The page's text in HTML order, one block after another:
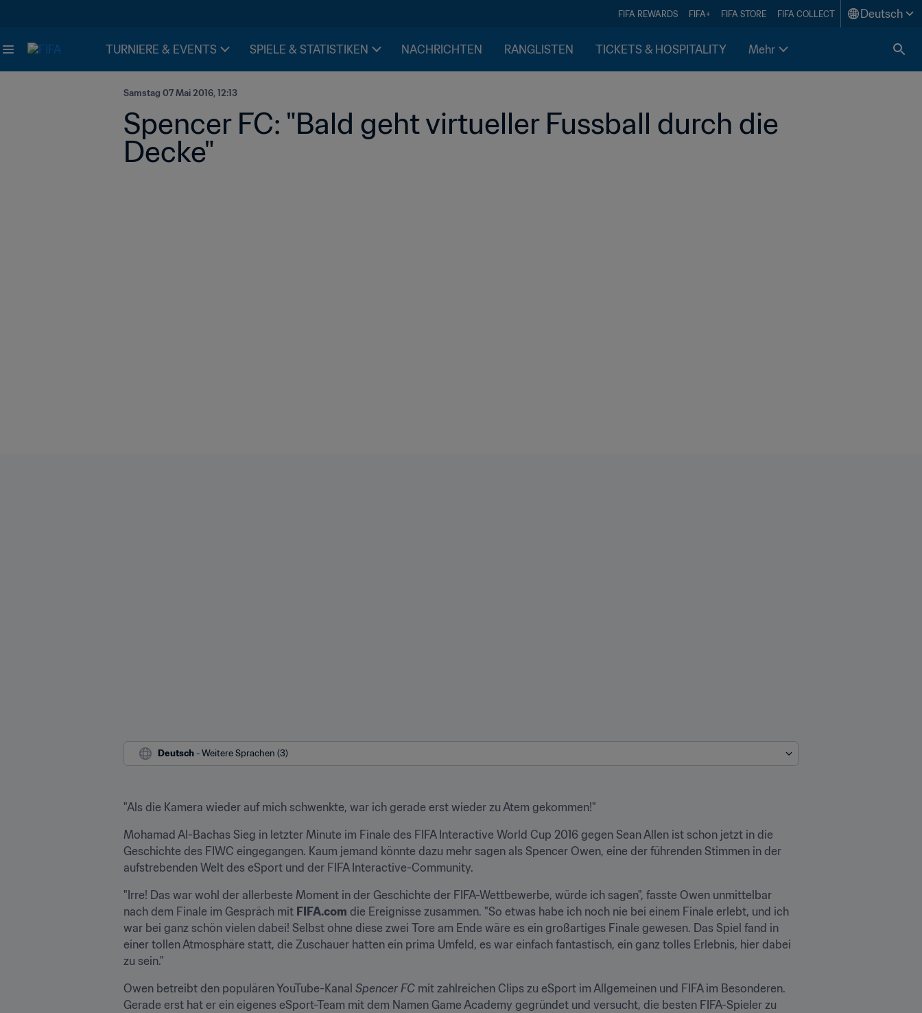
FIFA REWARDS FIFA+ FIFA STORE FIFA COLLECT Deutsch
TURNIERE & EVENTS SPIELE & STATISTIKEN NACHRICHTEN RANGLISTEN TICKETS & HOSPITALITY Mehr
Samstag 07 Mai 2016, 12:13
Spencer FC: "Bald geht virtueller Fussball durch die
Decke"
Deutsch - Weitere Sprachen (3)
"Als die Kamera wieder auf mich schwenkte, war ich gerade erst wieder zu Atem gekommen!"
Mohamad Al-Bachas Sieg in letzter Minute im Finale des FIFA Interactive World Cup 2016 gegen Sean Allen ist schon jetzt in die
Geschichte des FIWC eingegangen. Kaum jemand könnte dazu mehr sagen als Spencer Owen, eine der führenden Stimmen in der
aufstrebenden Welt des eSport und der FIFA Interactive-Community.
"Irre! Das war wohl der allerbeste Moment in der Geschichte der FIFA-Wettbewerbe, würde ich sagen", fasste Owen unmittelbar
nach dem Finale im Gespräch mit FIFA.com die Ereignisse zusammen. "So etwas habe ich noch nie bei einem Finale erlebt, und ich
war bei ganz schön vielen dabei! Selbst ohne diese zwei Tore am Ende wäre es ein großartiges Finale gewesen. Das Spiel fand in
einer tollen Atmosphäre statt, die Zuschauer hatten ein prima Umfeld, es war einfach fantastisch, ein ganz tolles Erlebnis, hier dabei
zu sein."
Owen betreibt den populären YouTube-Kanal Spencer FC mit zahlreichen Clips zu eSport im Allgemeinen und FIFA im Besonderen.
Gerade erst hat er ein eigenes eSport-Team mit dem Namen Game Academy gegründet und versucht, die besten FIFA-Spieler zu